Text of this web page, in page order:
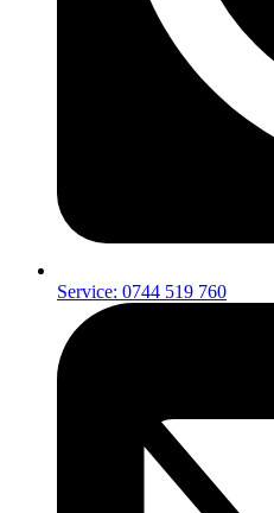
Service: 0744 519 760